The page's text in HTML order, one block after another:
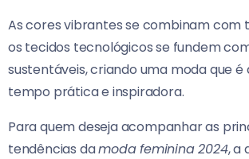
As cores vibrantes se combinam com
os tecidos tecnológicos se fundem
sustentáveis, criando uma moda que é
tempo prática e inspiradora.
Para quem deseja acompanhar as
tendências damoda feminina 2024, a